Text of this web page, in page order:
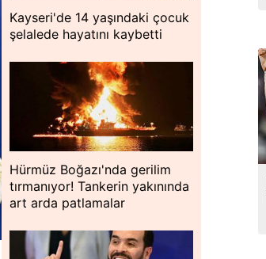
Kayseri'de 14 yaşındaki çocuk
şelalede hayatını kaybetti
Hürmüz Boğazı'nda gerilim
tırmanıyor! Tankerin yakınında
art arda patlamalar